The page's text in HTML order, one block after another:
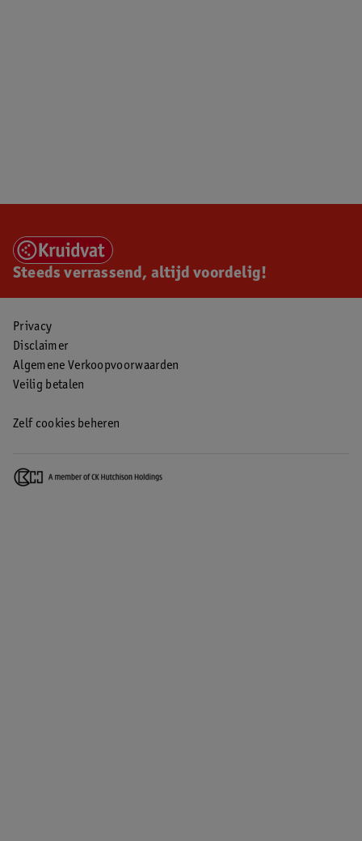
Steeds verrassend, altijd voordelig!
Privacy
Disclaimer
Algemene Verkoopvoorwaarden
Veilig betalen
Zelf cookies beheren